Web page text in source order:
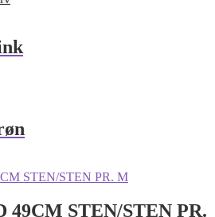
49CM STEN/STEN PR.